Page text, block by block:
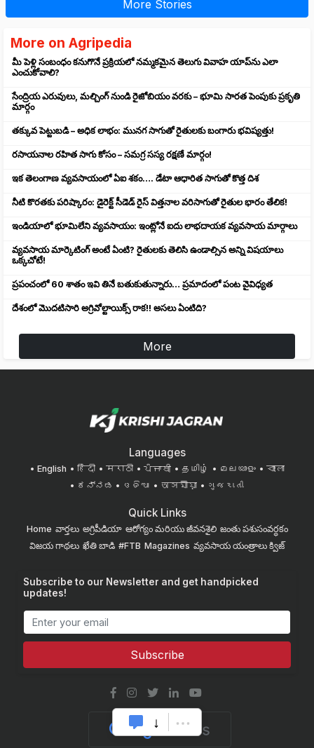
More Stories
More on Agripedia
మీ పెళ్లి సంబంధం కనుగొనే ప్రక్రియలో నమ్మకమైన తెలుగు వివాహ యాప్‌ను ఎలా
ఎంచుకోవాలి?
సేంద్రియ ఎరువులు, మల్చింగ్ నుండి రైజోబియం వరకు – భూమి సారత పెంపుకు ప్రకృతి
మార్గం
తక్కువ పెట్టుబడి – అధిక లాభం: మునగ సాగుతో రైతులకు బంగారు భవిష్యత్తు!
రసాయనాల రహిత సాగు కోసం – సమగ్ర సస్య రక్షణే మార్గం!
ఇక తెలంగాణ వ్యవసాయంలో ఏఐ శకం…. డేటా ఆధారిత సాగుతో కొత్త దిశ
నీటి కొరతకు పరిష్కారం: డైరెక్ట్ సీడెడ్ రైస్ విత్తనాల వరిసాగుతో రైతుల భారం తేలిక!
ఇండియాలో భూమిలేని వ్యవసాయం: ఇంట్లోనే ఐదు లాభదాయక వ్యవసాయ మార్గాలు
వ్యవసాయ మార్కెటింగ్ అంటే ఏంటి? రైతులకు తెలిసి ఉండాల్సిన అన్ని విషయాలు
ఒక్కచోటే!
ప్రపంచంలో 60 శాతం ఇవి తినే బతుకుతున్నారు… ప్రమాదంలో పంట వైవిధ్యత
దేశంలో మొదటిసారి అగ్రివోల్టాయిక్స్ రాక!! అసలు ఏంటిది?
More
Languages
English हिंदी मराठी ਪੰਜਾਬੀ தமிழ் മലയാളം
বাংলা
ಕನ್ನಡ
ଓଡିଆ অসমীয়া ગુજરાતી
Quick Links
Home వార్తలు అగ్రిపీడియా ఆరోగ్యం మరియు జీవనశైలి జంతు పశుసంవర్ధకం
విజయ గాథలు ఖేతి బాడి #FTB Magazines వ్యవసాయ యంత్రాలు క్విజ్
Subscribe to our Newsletter and get handpicked
updates!
Subscribe